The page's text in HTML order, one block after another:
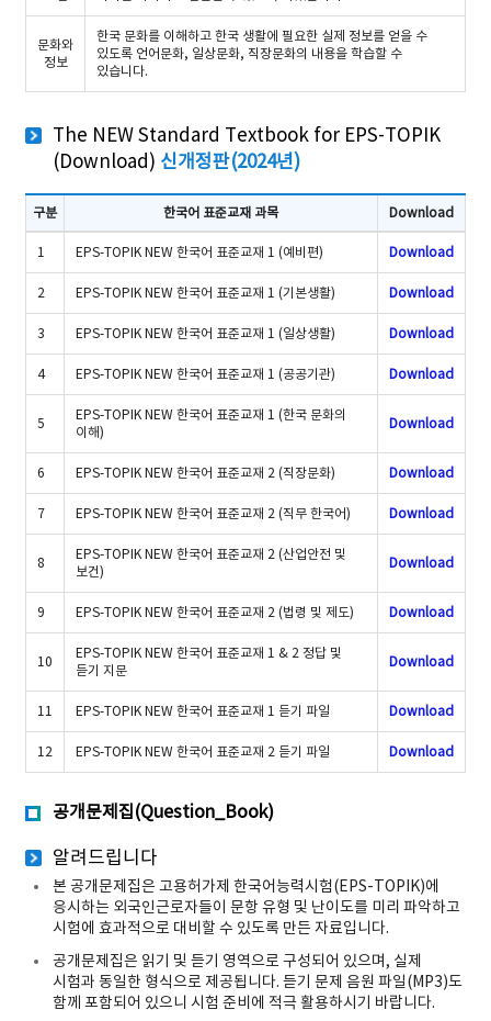
문화와
정보
한국 문화를 이해하고 한국 생활에 필요한 실제 정보를 얻을 수
있도록 언어문화, 일상문화, 직장문화의 내용을 학습할 수
있습니다.
The NEW Standard Textbook for EPS-TOPIK
(Download) 신개정판(2024년)
The standard textbook for EPS-TOPIK(Download) 개정판
구분 한국어 표준교재 과목 Download
1 EPS-TOPIK NEW 한국어 표준교재 1 (예비편) Download
2 EPS-TOPIK NEW 한국어 표준교재 1 (기본생활) Download
3 EPS-TOPIK NEW 한국어 표준교재 1 (일상생활) Download
4 EPS-TOPIK NEW 한국어 표준교재 1 (공공기관) Download
5
EPS-TOPIK NEW 한국어 표준교재 1 (한국 문화의
이해)
Download
6 EPS-TOPIK NEW 한국어 표준교재 2 (직장문화) Download
7 EPS-TOPIK NEW 한국어 표준교재 2 (직무 한국어) Download
8
EPS-TOPIK NEW 한국어 표준교재 2 (산업안전 및
보건)
Download
9 EPS-TOPIK NEW 한국어 표준교재 2 (법령 및 제도) Download
10
EPS-TOPIK NEW 한국어 표준교재 1 & 2 정답 및
듣기 지문
Download
11 EPS-TOPIK NEW 한국어 표준교재 1 듣기 파일 Download
12 EPS-TOPIK NEW 한국어 표준교재 2 듣기 파일 Download
공개문제집(Question_Book)
알려드립니다
본 공개문제집은 고용허가제 한국어능력시험(EPS-TOPIK)에
응시하는 외국인근로자들이 문항 유형 및 난이도를 미리 파악하고
시험에 효과적으로 대비할 수 있도록 만든 자료입니다.
공개문제집은 읽기 및 듣기 영역으로 구성되어 있으며, 실제
시험과 동일한 형식으로 제공됩니다. 듣기 문제 음원 파일(MP3)도
함께 포함되어 있으니 시험 준비에 적극 활용하시기 바랍니다.